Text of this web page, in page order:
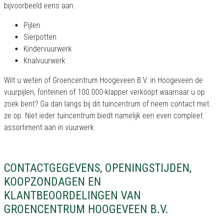
bijvoorbeeld eens aan:
Pijlen
Sierpotten
Kindervuurwerk
Knalvuurwerk
Wilt u weten of Groencentrum Hoogeveen B.V. in Hoogeveen de
vuurpijlen, fonteinen of 100.000-klapper verkoopt waarnaar u op
zoek bent? Ga dan langs bij dit tuincentrum of neem contact met
ze op. Niet ieder tuincentrum biedt namelijk een even compleet
assortiment aan in vuurwerk.
CONTACTGEGEVENS, OPENINGSTIJDEN,
KOOPZONDAGEN EN
KLANTBEOORDELINGEN VAN
GROENCENTRUM HOOGEVEEN B.V.